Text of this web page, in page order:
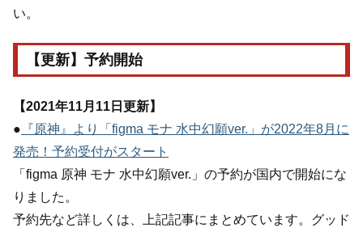
い。
【更新】予約開始
【2021年11月11日更新】
● 『原神』より「figma モナ 水中幻願ver.」が2022年8月に
発売！予約受付がスタート
「figma 原神 モナ 水中幻願ver.」の予約が国内で開始にな
りました。
予約先など詳しくは、上記記事にまとめています。グッド